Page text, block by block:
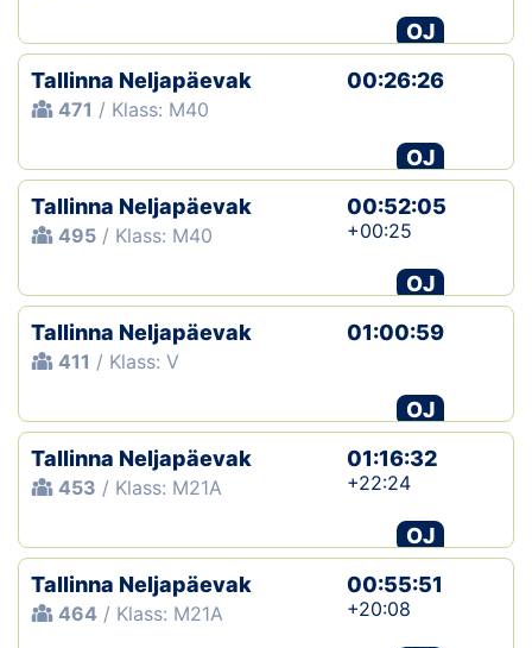
Tule klubisse!
Tulemused
Dokumendid
Klubid
Suletud maastikud
Püsirajad
Koolitused
OTSI
OJ
Tallinna Neljapäevak
471 / Klass: M40
00:26:26
OJ
Tallinna Neljapäevak
495 / Klass: M40
00:52:05
+00:25
OJ
Tallinna Neljapäevak
411 / Klass: V
01:00:59
OJ
Tallinna Neljapäevak
453 / Klass: M21A
01:16:32
+22:24
OJ
Tallinna Neljapäevak
464 / Klass: M21A
00:55:51
+20:08